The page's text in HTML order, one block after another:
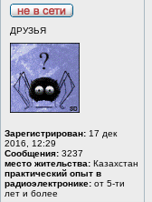
ДРУЗЬЯ
Зарегистрирован: 17 дек
2016, 12:29
Сообщения: 3237
место жительства: Казахстан
практический опыт в
радиоэлектронике: от 5-ти
лет и более